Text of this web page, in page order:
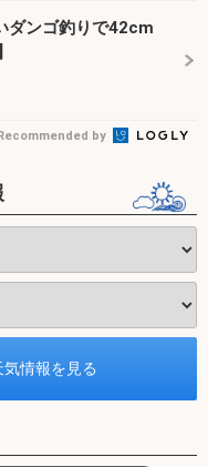
ダンゴ釣りで42cm
by